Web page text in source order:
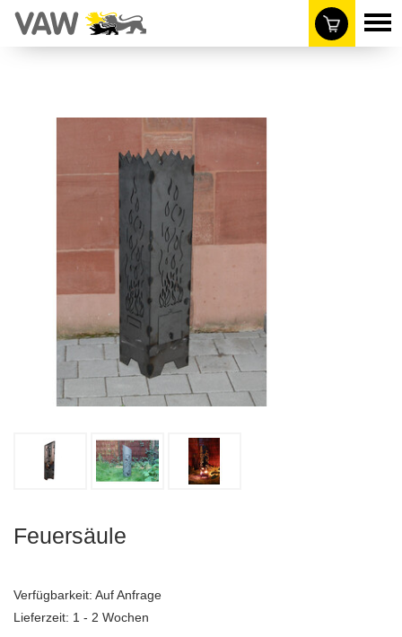
Feuersäule
Verfügbarkeit: Auf Anfrage
Lieferzeit: 1 - 2 Wochen